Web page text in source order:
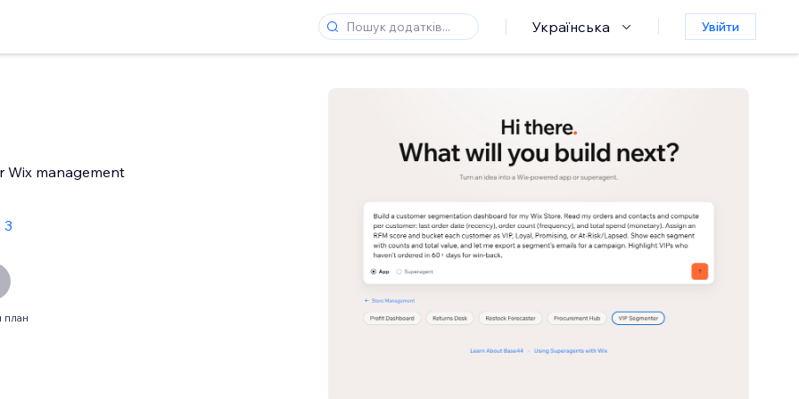
Українська Увійти
Wix management
3
план